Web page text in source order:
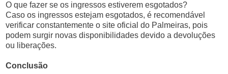
O que fazer se os ingressos estiverem esgotados?
Caso os ingressos estejam esgotados, é recomendável
verificar constantemente o site oficial do Palmeiras, pois
podem surgir novas disponibilidades devido a devoluções
ou liberações.
Conclusão